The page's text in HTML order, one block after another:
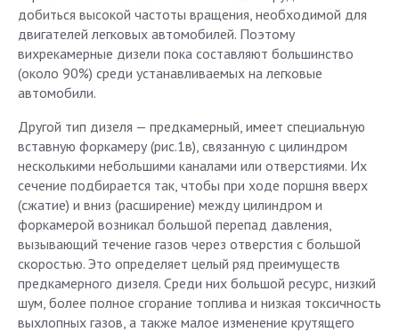
добиться высокой частоты вращения, необходимой для
двигателей легковых автомобилей. Поэтому
вихрекамерные дизели пока составляют большинство
(около 90%) среди устанавливаемых на легковые
автомобили.
Другой тип дизеля — предкамерный, имеет специальную
вставную форкамеру (рис.1в), связанную с цилиндром
несколькими небольшими каналами или отверстиями. Их
сечение подбирается так, чтобы при ходе поршня вверх
(сжатие) и вниз (расширение) между цилиндром и
форкамерой возникал большой перепад давления,
вызывающий течение газов через отверстия с большой
скоростью. Это определяет целый ряд преимуществ
предкамерного дизеля. Среди них большой ресурс, низкий
шум, более полное сгорание топлива и низкая токсичность
выхлопных газов, а также малое изменение крутящего